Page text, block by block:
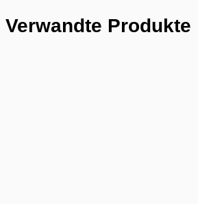
Verwandte Produkte